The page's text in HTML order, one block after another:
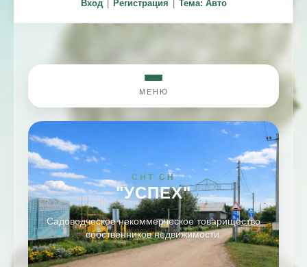
Вход Регистрация Тема: Авто
МЕНЮ
СНТ СН
"УСПЕХ"
Садоводческое некоммерческое товарищество
собственников недвижимости.